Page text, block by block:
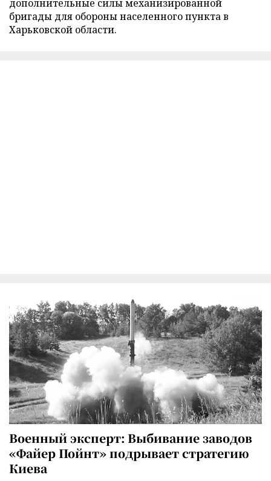
дополнительные силы механизированной
бригады для обороны населенного пункта в
Харьковской области.
Военный эксперт: Выбивание заводов
«Файер Пойнт» подрывает стратегию
Киева